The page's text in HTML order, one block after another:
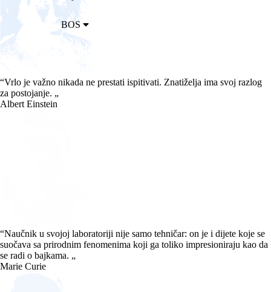
“Vrlo je važno nikada ne prestati ispitivati. Znatiželja ima svoj razlog
za postojanje. „
Albert Einstein
“Naučnik u svojoj laboratoriji nije samo tehničar: on je i dijete koje se
suočava sa prirodnim fenomenima koji ga toliko impresioniraju kao da
se radi o bajkama. „
Marie Curie
BOS